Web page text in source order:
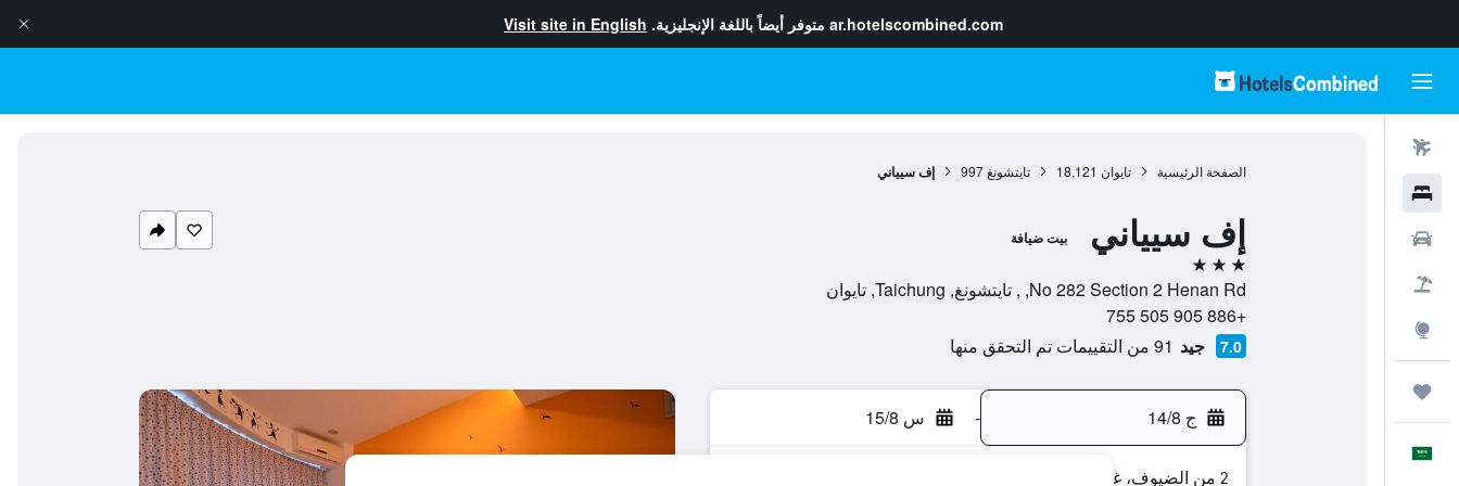
ar.hotelscombined.com متوفر أيضاً باللغة الإنجليزية. Visit site in English
الصفحة الرئيسية تايوان 18,121 تايتشونغ 997 إف سيياني
إف سيياني بيت ضيافة
3 نجوم
No 282 Section 2 Henan Rd, , تايتشونغ, Taichung, تايوان
+886 905 505 755
7.0 جيد 91 من التقييمات تم التحقق منها
ج 14/8 - س 15/8
2 من الضيوف، غرفة واحدة